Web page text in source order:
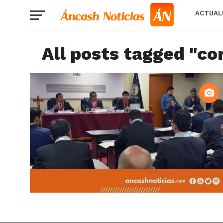
All posts tagged